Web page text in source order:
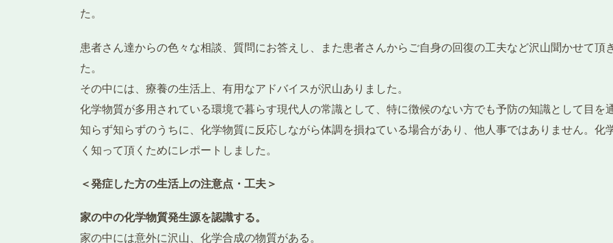
た。
患者さん達からの色々な相談、質問にお答えし、また患者さんからご自身の回復の工夫など沢山聞かせて頂
た。
その中には、療養の生活上、有用なアドバイスが沢山ありました。
化学物質が多用されている環境で暮らす現代人の常識として、特に徴候のない方でも予防の知識として目を
知らず知らずのうちに、化学物質に反応しながら体調を損ねている場合があり、他人事ではありません。化
く知って頂くためにレポートしました。
＜発症した方の生活上の注意点・工夫＞
家の中の化学物質発生源を認識する。
家の中には意外に沢山、化学合成の物質がある。